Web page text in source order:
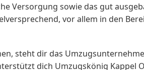
Versorgung sowie das gut
vor allem in den
steht dir das
dich Umzugskönig Kappel